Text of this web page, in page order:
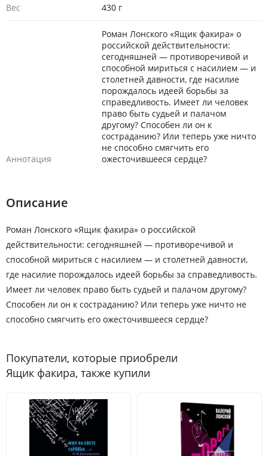
Вес 430 г
Аннотация
Роман Лонского «Ящик факира» о
российской действительности:
сегодняшней — противоречивой и
способной мириться с насилием — и
столетней давности, где насилие
порождалось идеей борьбы за
справедливость. Имеет ли человек
право быть судьей и палачом
другому? Способен ли он к
состраданию? Или теперь уже ничто
не способно смягчить его
ожесточившееся сердце?
Описание
Роман Лонского «Ящик факира» о российской
действительности: сегодняшней — противоречивой и
способной мириться с насилием — и столетней давности,
где насилие порождалось идеей борьбы за справедливость.
Имеет ли человек право быть судьей и палачом другому?
Способен ли он к состраданию? Или теперь уже ничто не
способно смягчить его ожесточившееся сердце?
Покупатели, которые приобрели
Ящик факира, также купили